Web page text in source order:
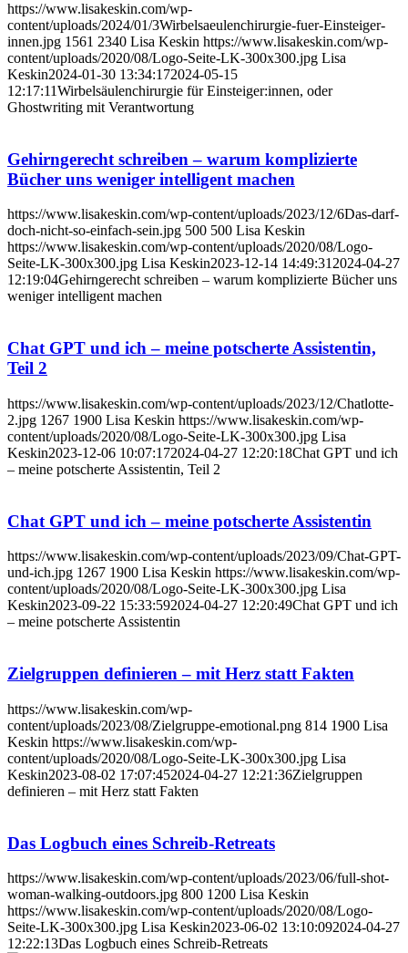
https://www.lisakeskin.com/wp-
content/uploads/2024/01/3Wirbelsaeulenchirurgie-fuer-Einsteiger-
innen.jpg 1561 2340 Lisa Keskin https://www.lisakeskin.com/wp-
content/uploads/2020/08/Logo-Seite-LK-300x300.jpg Lisa
Keskin2024-01-30 13:34:172024-05-15
12:17:11Wirbelsäulenchirurgie für Einsteiger:innen, oder
Ghostwriting mit Verantwortung
Gehirngerecht schreiben – warum komplizierte
Bücher uns weniger intelligent machen
https://www.lisakeskin.com/wp-content/uploads/2023/12/6Das-darf-
doch-nicht-so-einfach-sein.jpg 500 500 Lisa Keskin
https://www.lisakeskin.com/wp-content/uploads/2020/08/Logo-
Seite-LK-300x300.jpg Lisa Keskin2023-12-14 14:49:312024-04-27
12:19:04Gehirngerecht schreiben – warum komplizierte Bücher uns
weniger intelligent machen
Chat GPT und ich – meine potscherte Assistentin,
Teil 2
https://www.lisakeskin.com/wp-content/uploads/2023/12/Chatlotte-
2.jpg 1267 1900 Lisa Keskin https://www.lisakeskin.com/wp-
content/uploads/2020/08/Logo-Seite-LK-300x300.jpg Lisa
Keskin2023-12-06 10:07:172024-04-27 12:20:18Chat GPT und ich
– meine potscherte Assistentin, Teil 2
Chat GPT und ich – meine potscherte Assistentin
https://www.lisakeskin.com/wp-content/uploads/2023/09/Chat-GPT-
und-ich.jpg 1267 1900 Lisa Keskin https://www.lisakeskin.com/wp-
content/uploads/2020/08/Logo-Seite-LK-300x300.jpg Lisa
Keskin2023-09-22 15:33:592024-04-27 12:20:49Chat GPT und ich
– meine potscherte Assistentin
Zielgruppen definieren – mit Herz statt Fakten
https://www.lisakeskin.com/wp-
content/uploads/2023/08/Zielgruppe-emotional.png 814 1900 Lisa
Keskin https://www.lisakeskin.com/wp-
content/uploads/2020/08/Logo-Seite-LK-300x300.jpg Lisa
Keskin2023-08-02 17:07:452024-04-27 12:21:36Zielgruppen
definieren – mit Herz statt Fakten
Das Logbuch eines Schreib-Retreats
https://www.lisakeskin.com/wp-content/uploads/2023/06/full-shot-
woman-walking-outdoors.jpg 800 1200 Lisa Keskin
https://www.lisakeskin.com/wp-content/uploads/2020/08/Logo-
Seite-LK-300x300.jpg Lisa Keskin2023-06-02 13:10:092024-04-27
12:22:13Das Logbuch eines Schreib-Retreats